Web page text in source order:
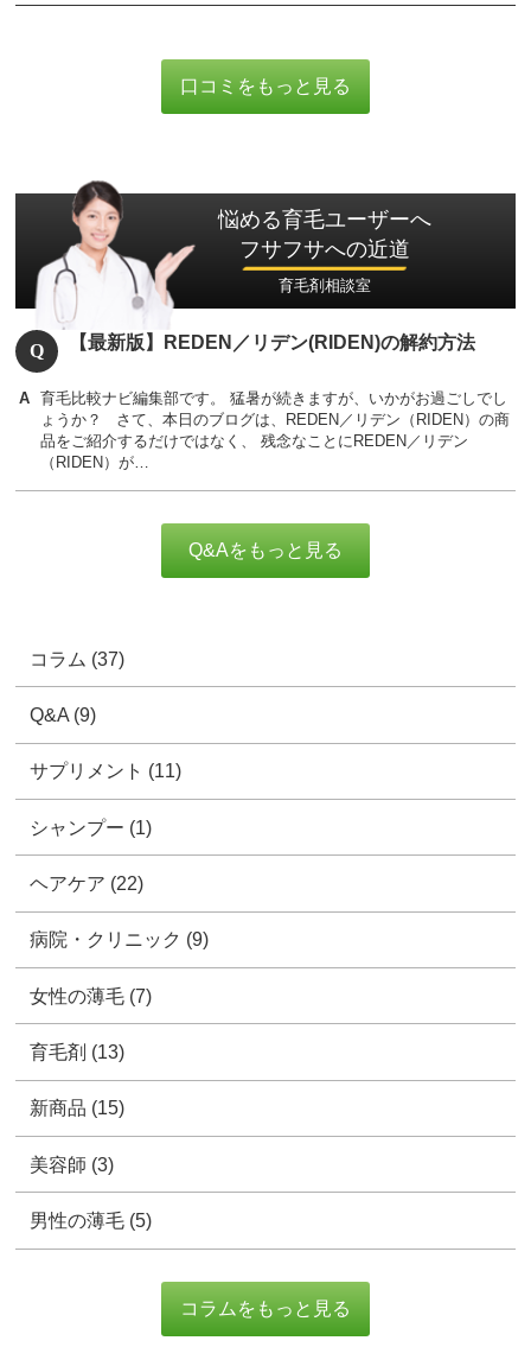
口コミをもっと見る
悩める育毛ユーザーへ
フサフサへの近道
育毛剤相談室
【最新版】REDEN／リデン(RIDEN)の解約方法
育毛比較ナビ編集部です。 猛暑が続きますが、いかがお過ごしでし
ょうか？ さて、本日のブログは、REDEN／リデン（RIDEN）の商
品をご紹介するだけではなく、 残念なことにREDEN／リデン
（RIDEN）が…
Q&Aをもっと見る